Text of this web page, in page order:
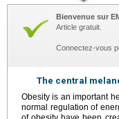
Bienvenue sur
Article gratuit.
Connectez-vous
The central
Obesity is an important
normal regulation of